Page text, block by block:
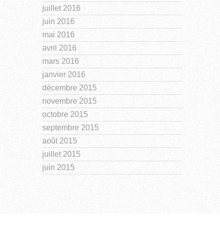
juillet 2016
juin 2016
mai 2016
avril 2016
mars 2016
janvier 2016
décembre 2015
novembre 2015
octobre 2015
septembre 2015
août 2015
juillet 2015
juin 2015